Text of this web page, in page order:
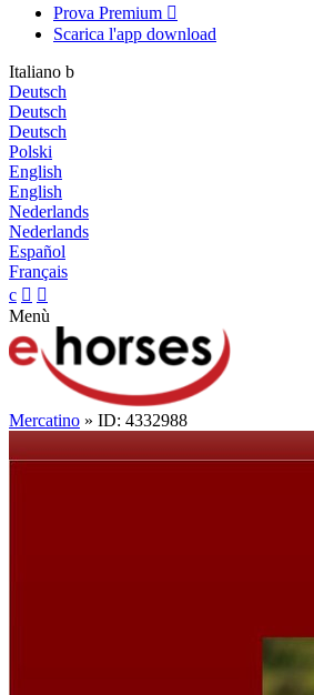
Prova Premium 
Scarica l'app download
Italiano b
Deutsch
Deutsch
Deutsch
Polski
English
English
Nederlands
Nederlands
Español
Français
c  
Menù
Mercatino » ID: 4332988